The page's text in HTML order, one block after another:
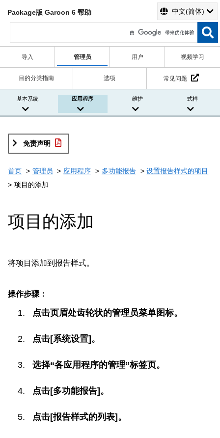
Package版 Garoon 6 帮助 中文(简体)
导入 管理员 用户 视频学习
目的分类指南 选项 常见问题
基本系统 应用程序 维护 式样
免责声明
首页 管理员 应用程序 多功能报告
设置报告样式的项目
项目的添加
项目的添加
将项目添加到报告样式。
操作步骤：
点击页眉处齿轮状的管理员菜单图标。
点击[系统设置]。
选择“各应用程序的管理”标签页。
点击[多功能报告]。
点击[报告样式的列表]。